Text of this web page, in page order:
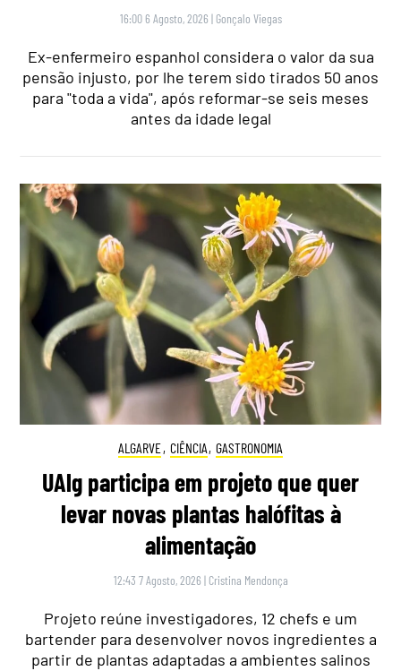
16:00 6 Agosto, 2026 | Gonçalo Viegas
Ex-enfermeiro espanhol considera o valor da sua
pensão injusto, por lhe terem sido tirados 50 anos
para "toda a vida", após reformar-se seis meses
antes da idade legal
ALGARVE, CIÊNCIA, GASTRONOMIA
UAlg participa em projeto que quer
levar novas plantas halófitas à
alimentação
12:43 7 Agosto, 2026 | Cristina Mendonça
Projeto reúne investigadores, 12 chefs e um
bartender para desenvolver novos ingredientes a
partir de plantas adaptadas a ambientes salinos